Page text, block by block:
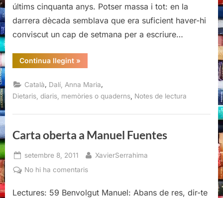
seva
germana,
Anna
últims cinquanta anys. Potser massa i tot: en la
darrera dècada semblava que era suficient haver-hi
conviscut un cap de setmana per a escriure…
Continua llegint“Salvador
Dalí
per
la
seva
germana,
Maria
»
Català Dalí, Anna Maria
Dietaris, diaris, memòries o quaderns Notes de lectura
Carta oberta a Manuel Fuentes
Posted
on
setembre 8, 2011 By
XavierSerrahima
No hi ha comentarisa
oberta
Lectures: 59 Benvolgut Manuel: Abans de res, dir-te